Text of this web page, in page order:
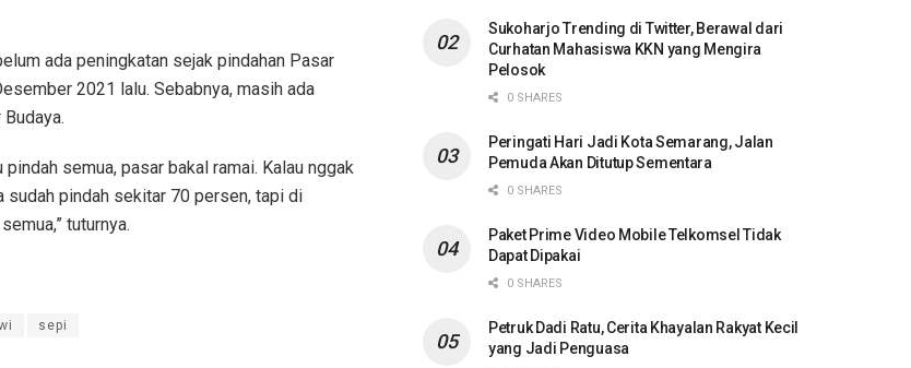
ada peningkatan sejak pindahan Pasar
2021 lalu. Sebabnya, masih ada
semua, pasar bakal ramai. Kalau nggak
sudah pindah sekitar 70 persen, tapi di
tuturnya.
sepi
Sukoharjo Trending di Twitter, Berawal dari
Curhatan Mahasiswa KKN yang Mengira
Pelosok
0 SHARES
Peringati Hari Jadi Kota Semarang, Jalan
Pemuda Akan Ditutup Sementara
0 SHARES
Paket Prime Video Mobile Telkomsel Tidak
Dapat Dipakai
0 SHARES
Petruk Dadi Ratu, Cerita Khayalan Rakyat Kecil
yang Jadi Penguasa